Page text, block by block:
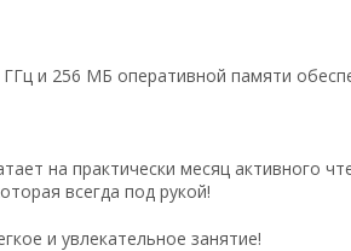
и 256 МБ оперативной памяти
на практически месяц активного
всегда под рукой!
и увлекательное занятие!